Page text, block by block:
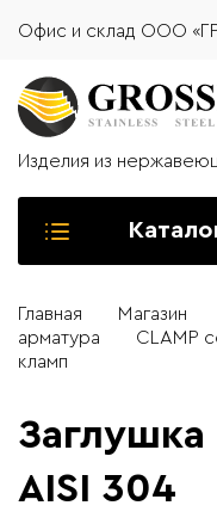
Офис и склад ООО
Изделия из
Главная Магазин
арматура
CLAMP
кламп
AISI 304